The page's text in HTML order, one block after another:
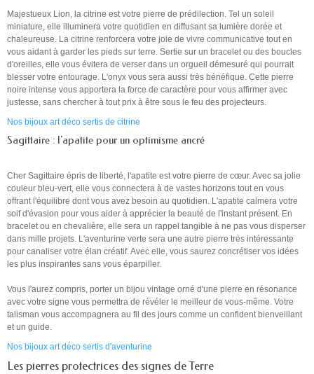
Majestueux Lion, la citrine est votre pierre de prédilection. Tel un soleil
miniature, elle illuminera votre quotidien en diffusant sa lumière dorée et
chaleureuse. La citrine renforcera votre joie de vivre communicative tout en
vous aidant à garder les pieds sur terre. Sertie sur un bracelet ou des boucles
d'oreilles, elle vous évitera de verser dans un orgueil démesuré qui pourrait
blesser votre entourage. L'onyx vous sera aussi très bénéfique. Cette pierre
noire intense vous apportera la force de caractère pour vous affirmer avec
justesse, sans chercher à tout prix à être sous le feu des projecteurs.
Nos bijoux art déco sertis de citrine
Sagittaire : l'apatite pour un optimisme ancré
Cher Sagittaire épris de liberté, l'apatite est votre pierre de cœur. Avec sa jolie
couleur bleu-vert, elle vous connectera à de vastes horizons tout en vous
offrant l'équilibre dont vous avez besoin au quotidien. L'apatite calmera votre
soif d'évasion pour vous aider à apprécier la beauté de l'instant présent. En
bracelet ou en chevalière, elle sera un rappel tangible à ne pas vous disperser
dans mille projets. L'aventurine verte sera une autre pierre très intéressante
pour canaliser votre élan créatif. Avec elle, vous saurez concrétiser vos idées
les plus inspirantes sans vous éparpiller.
Vous l'aurez compris, porter un bijou vintage orné d'une pierre en résonance
avec votre signe vous permettra de révéler le meilleur de vous-même. Votre
talisman vous accompagnera au fil des jours comme un confident bienveillant
et un guide.
Nos bijoux art déco sertis d'aventurine
Les pierres protectrices des signes de Terre